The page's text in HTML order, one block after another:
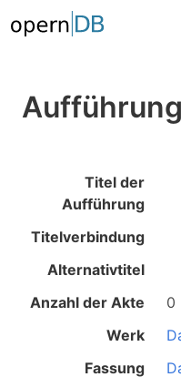
Aufführung
Titel der
Aufführung
Titelverbindung
Alternativtitel
Anzahl der Akte
0
Werk
Fassung